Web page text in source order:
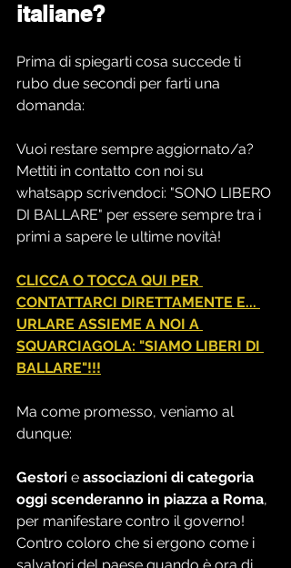
italiane?
Prima di spiegarti cosa succede ti
rubo due secondi per farti una
domanda:
Vuoi restare sempre aggiornato/a?
Mettiti in contatto con noi su
whatsapp scrivendoci: "SONO LIBERO
DI BALLARE" per essere sempre tra i
primi a sapere le ultime novità!
CLICCA O TOCCA QUI PER
CONTATTARCI DIRETTAMENTE E...
URLARE ASSIEME A NOI A
SQUARCIAGOLA: "SIAMO LIBERI DI
BALLARE"!!!
Ma come promesso, veniamo al
dunque:
Gestori e associazioni di categoria
oggi scenderanno in piazza a Roma,
per manifestare contro il governo!
Contro coloro che si ergono come i